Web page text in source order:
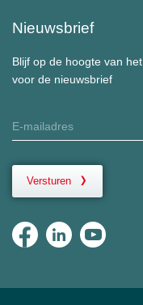
Nieuwsbrief
Blijf op de hoogte van
voor de nieuwsbrief
Versturen